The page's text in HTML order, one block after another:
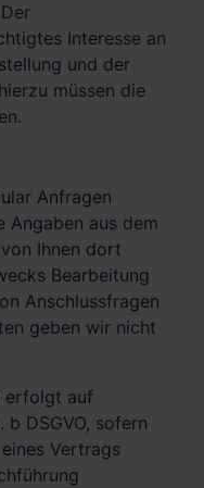
Interesse an
und der
müssen die
Anfragen
Angaben aus dem
Ihnen dort
Bearbeitung
Anschlussfragen
geben wir nicht
erfolgt auf
DSGVO, sofern
Vertrags